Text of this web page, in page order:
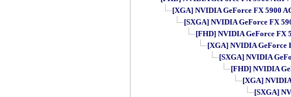
[XGA] NVIDIA GeForce FX 5900
[SXGA] NVIDIA GeForce FX
[FHD] NVIDIA GeForce FX
[XGA] NVIDIA GeForce
[SXGA] NVIDIA
[FHD] NVIDIA
[XGA]
[SXGA]